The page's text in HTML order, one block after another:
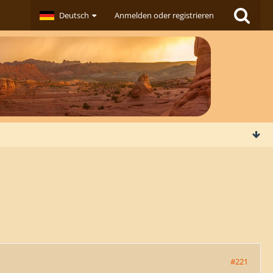
Deutsch Anmelden oder registrieren
#221